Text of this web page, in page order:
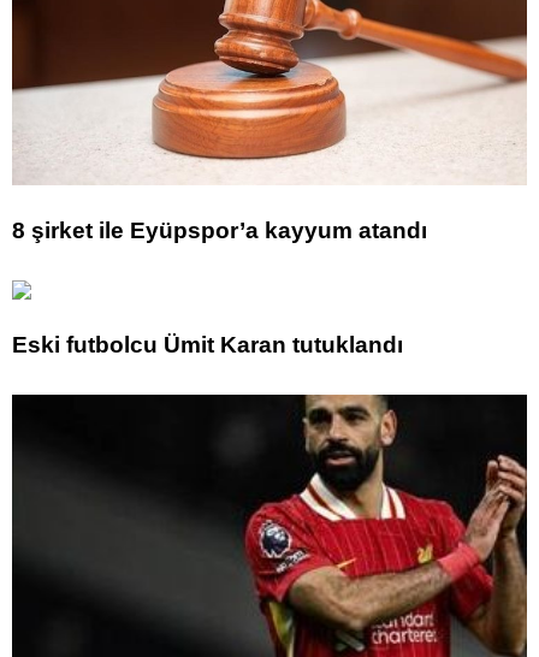
8 şirket ile Eyüpspor’a kayyum atandı
Eski futbolcu Ümit Karan tutuklandı